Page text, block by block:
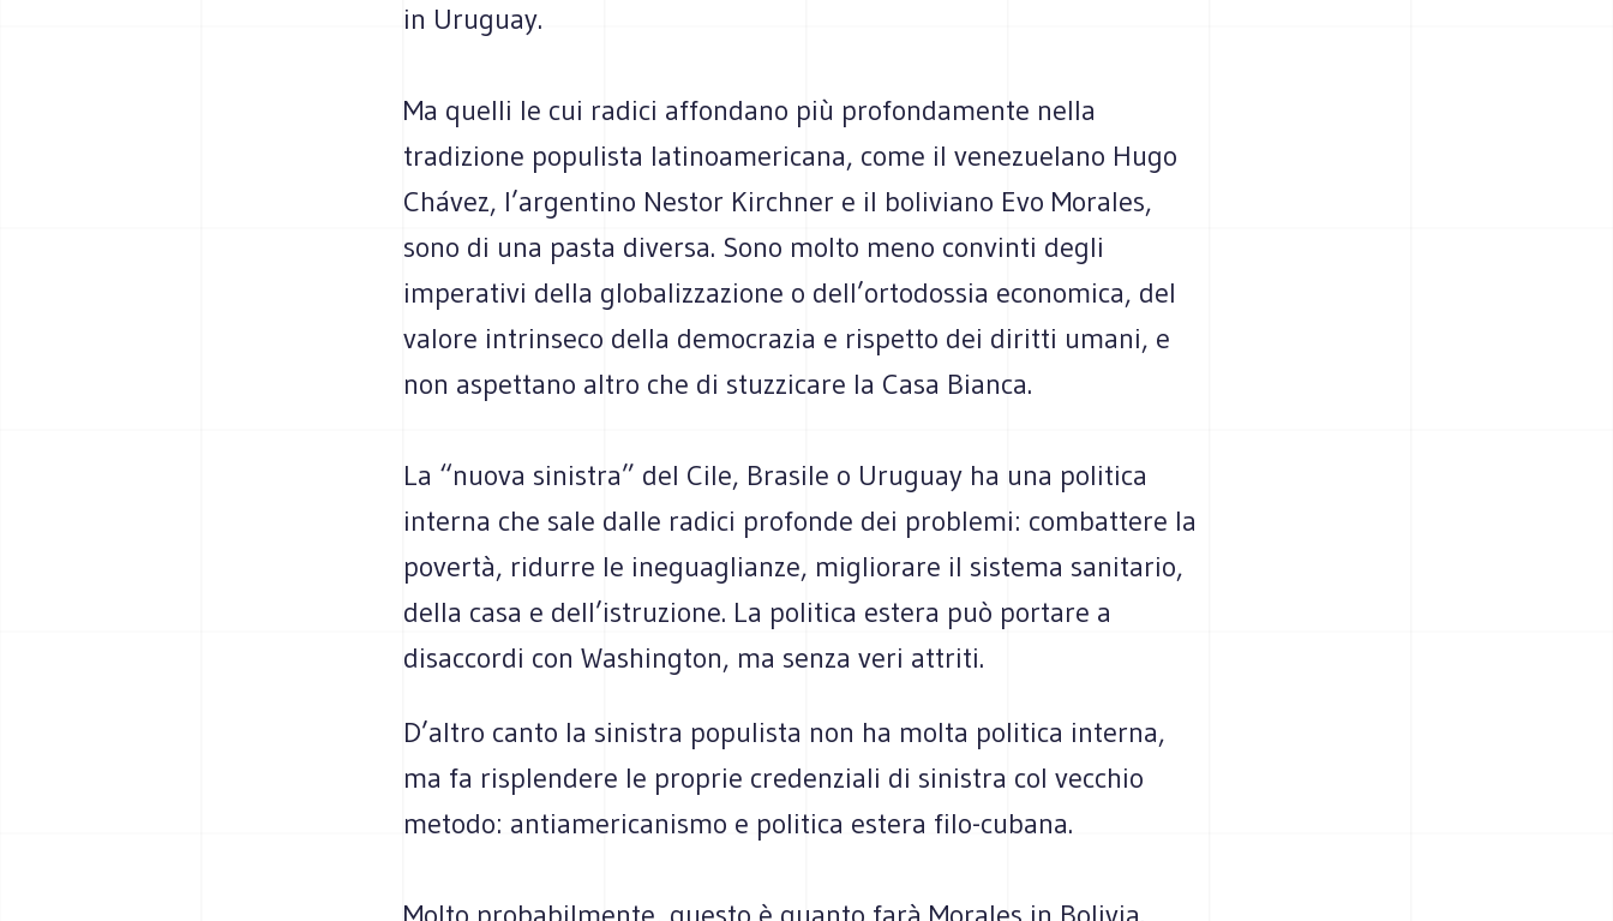
in Uruguay.
Ma quelli le cui radici affondano più profondamente nella
tradizione populista latinoamericana, come il venezuelano Hugo
Chávez, l’argentino Nestor Kirchner e il boliviano Evo Morales,
sono di una pasta diversa. Sono molto meno convinti degli
imperativi della globalizzazione o dell’ortodossia economica, del
valore intrinseco della democrazia e rispetto dei diritti umani, e
non aspettano altro che di stuzzicare la Casa Bianca.
La “nuova sinistra” del Cile, Brasile o Uruguay ha una politica
interna che sale dalle radici profonde dei problemi: combattere la
povertà, ridurre le ineguaglianze, migliorare il sistema sanitario,
della casa e dell’istruzione. La politica estera può portare a
disaccordi con Washington, ma senza veri attriti.
D’altro canto la sinistra populista non ha molta politica interna,
ma fa risplendere le proprie credenziali di sinistra col vecchio
metodo: antiamericanismo e politica estera filo-cubana.